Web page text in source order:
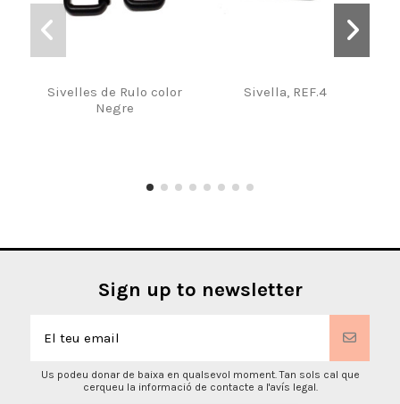
Sivelles de Rulo color
Negre
Sivella, REF.4
Sign up to newsletter
Us podeu donar de baixa en qualsevol moment. Tan sols cal que
cerqueu la informació de contacte a l'avís legal.